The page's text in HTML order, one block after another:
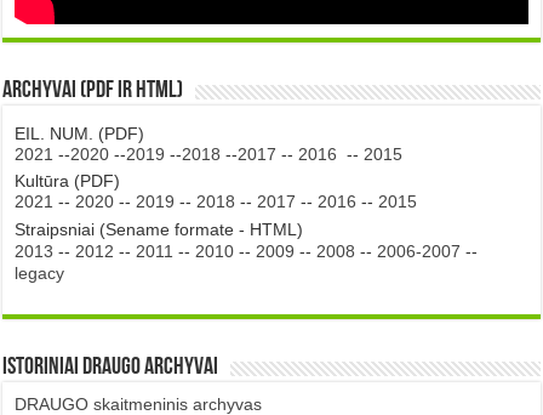
Archyvai (PDF ir HTML)
EIL. NUM. (PDF)
2021 --2020 --2019 --2018 --2017 -- 2016 -- 2015
Kultūra (PDF)
2021 -- 2020 -- 2019 -- 2018 -- 2017 -- 2016 -- 2015
Straipsniai (Sename formate - HTML)
2013 -- 2012 -- 2011 -- 2010 -- 2009 -- 2008 -- 2006-2007 --
legacy
Istoriniai DRAUGO Archyvai
DRAUGO skaitmeninis archyvas